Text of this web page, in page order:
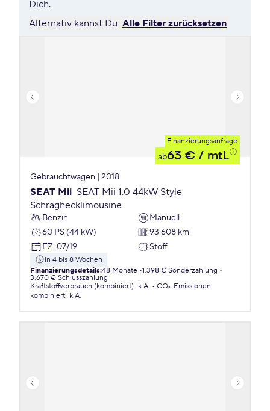
Dich.
Alternativ kannst Du Alle Filter zurücksetzen
Finanzierungsanfrage
ab63 € / mtl.
Gebrauchtwagen | 2018
SEAT Mii SEAT Mii 1.0 44kW Style
Schräghecklimousine
Benzin
Manuell
60 PS (44 kW)
93.608 km
EZ: 07/19 Stoff
in 4 bis 8 Wochen
Finanzierungsdetails:48 Monate 1.398 € Sonderzahlung
3.670 € Schlusszahlung
Kraftstoffverbrauch (kombiniert): k.A.
CO₂-Emissionen
kombiniert: k.A.